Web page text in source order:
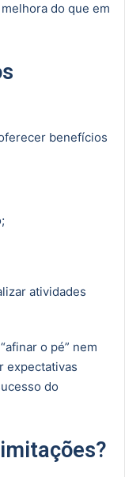
do que em
benefícios
atividades
o pé” nem
expectativas
do